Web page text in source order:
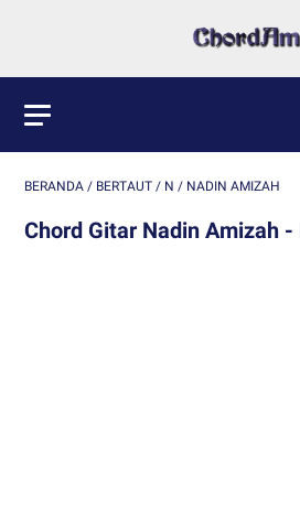
BERANDA / BERTAUT / N / NADIN AMIZAH
Chord Gitar Nadin Amizah